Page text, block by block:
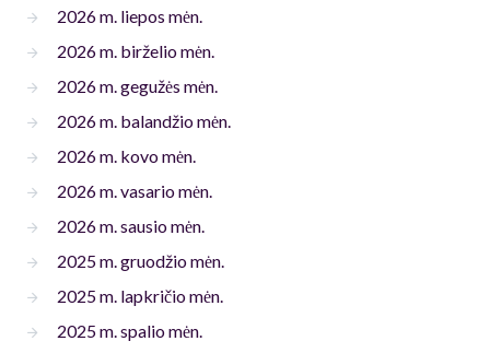
2026 m. liepos mėn.
2026 m. birželio mėn.
2026 m. gegužės mėn.
2026 m. balandžio mėn.
2026 m. kovo mėn.
2026 m. vasario mėn.
2026 m. sausio mėn.
2025 m. gruodžio mėn.
2025 m. lapkričio mėn.
2025 m. spalio mėn.